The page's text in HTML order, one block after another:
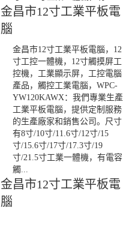
金昌市12寸工業平板電
腦
金昌市12寸工業平板電腦，12
寸工控一體機，12寸觸摸屏工
控機，工業顯示屏，工控電腦
產品，觸控工業電腦，WPC-
YW120KAWX：我們專業生產
工業平板電腦，提供定制服務
的生產廠家和銷售公司。尺寸
有8寸/10寸/11.6寸/12寸/15
寸/15.6寸/17寸/17.3寸/19
寸/21.5寸工業一體機，有電容
觸...
金昌市12寸工業平板電
腦